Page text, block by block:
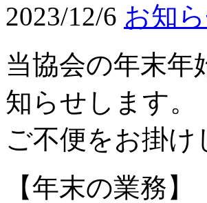
2023/12/6 お知
当協会の年末
知らせします。
ご不便をお掛
【年末の業務】